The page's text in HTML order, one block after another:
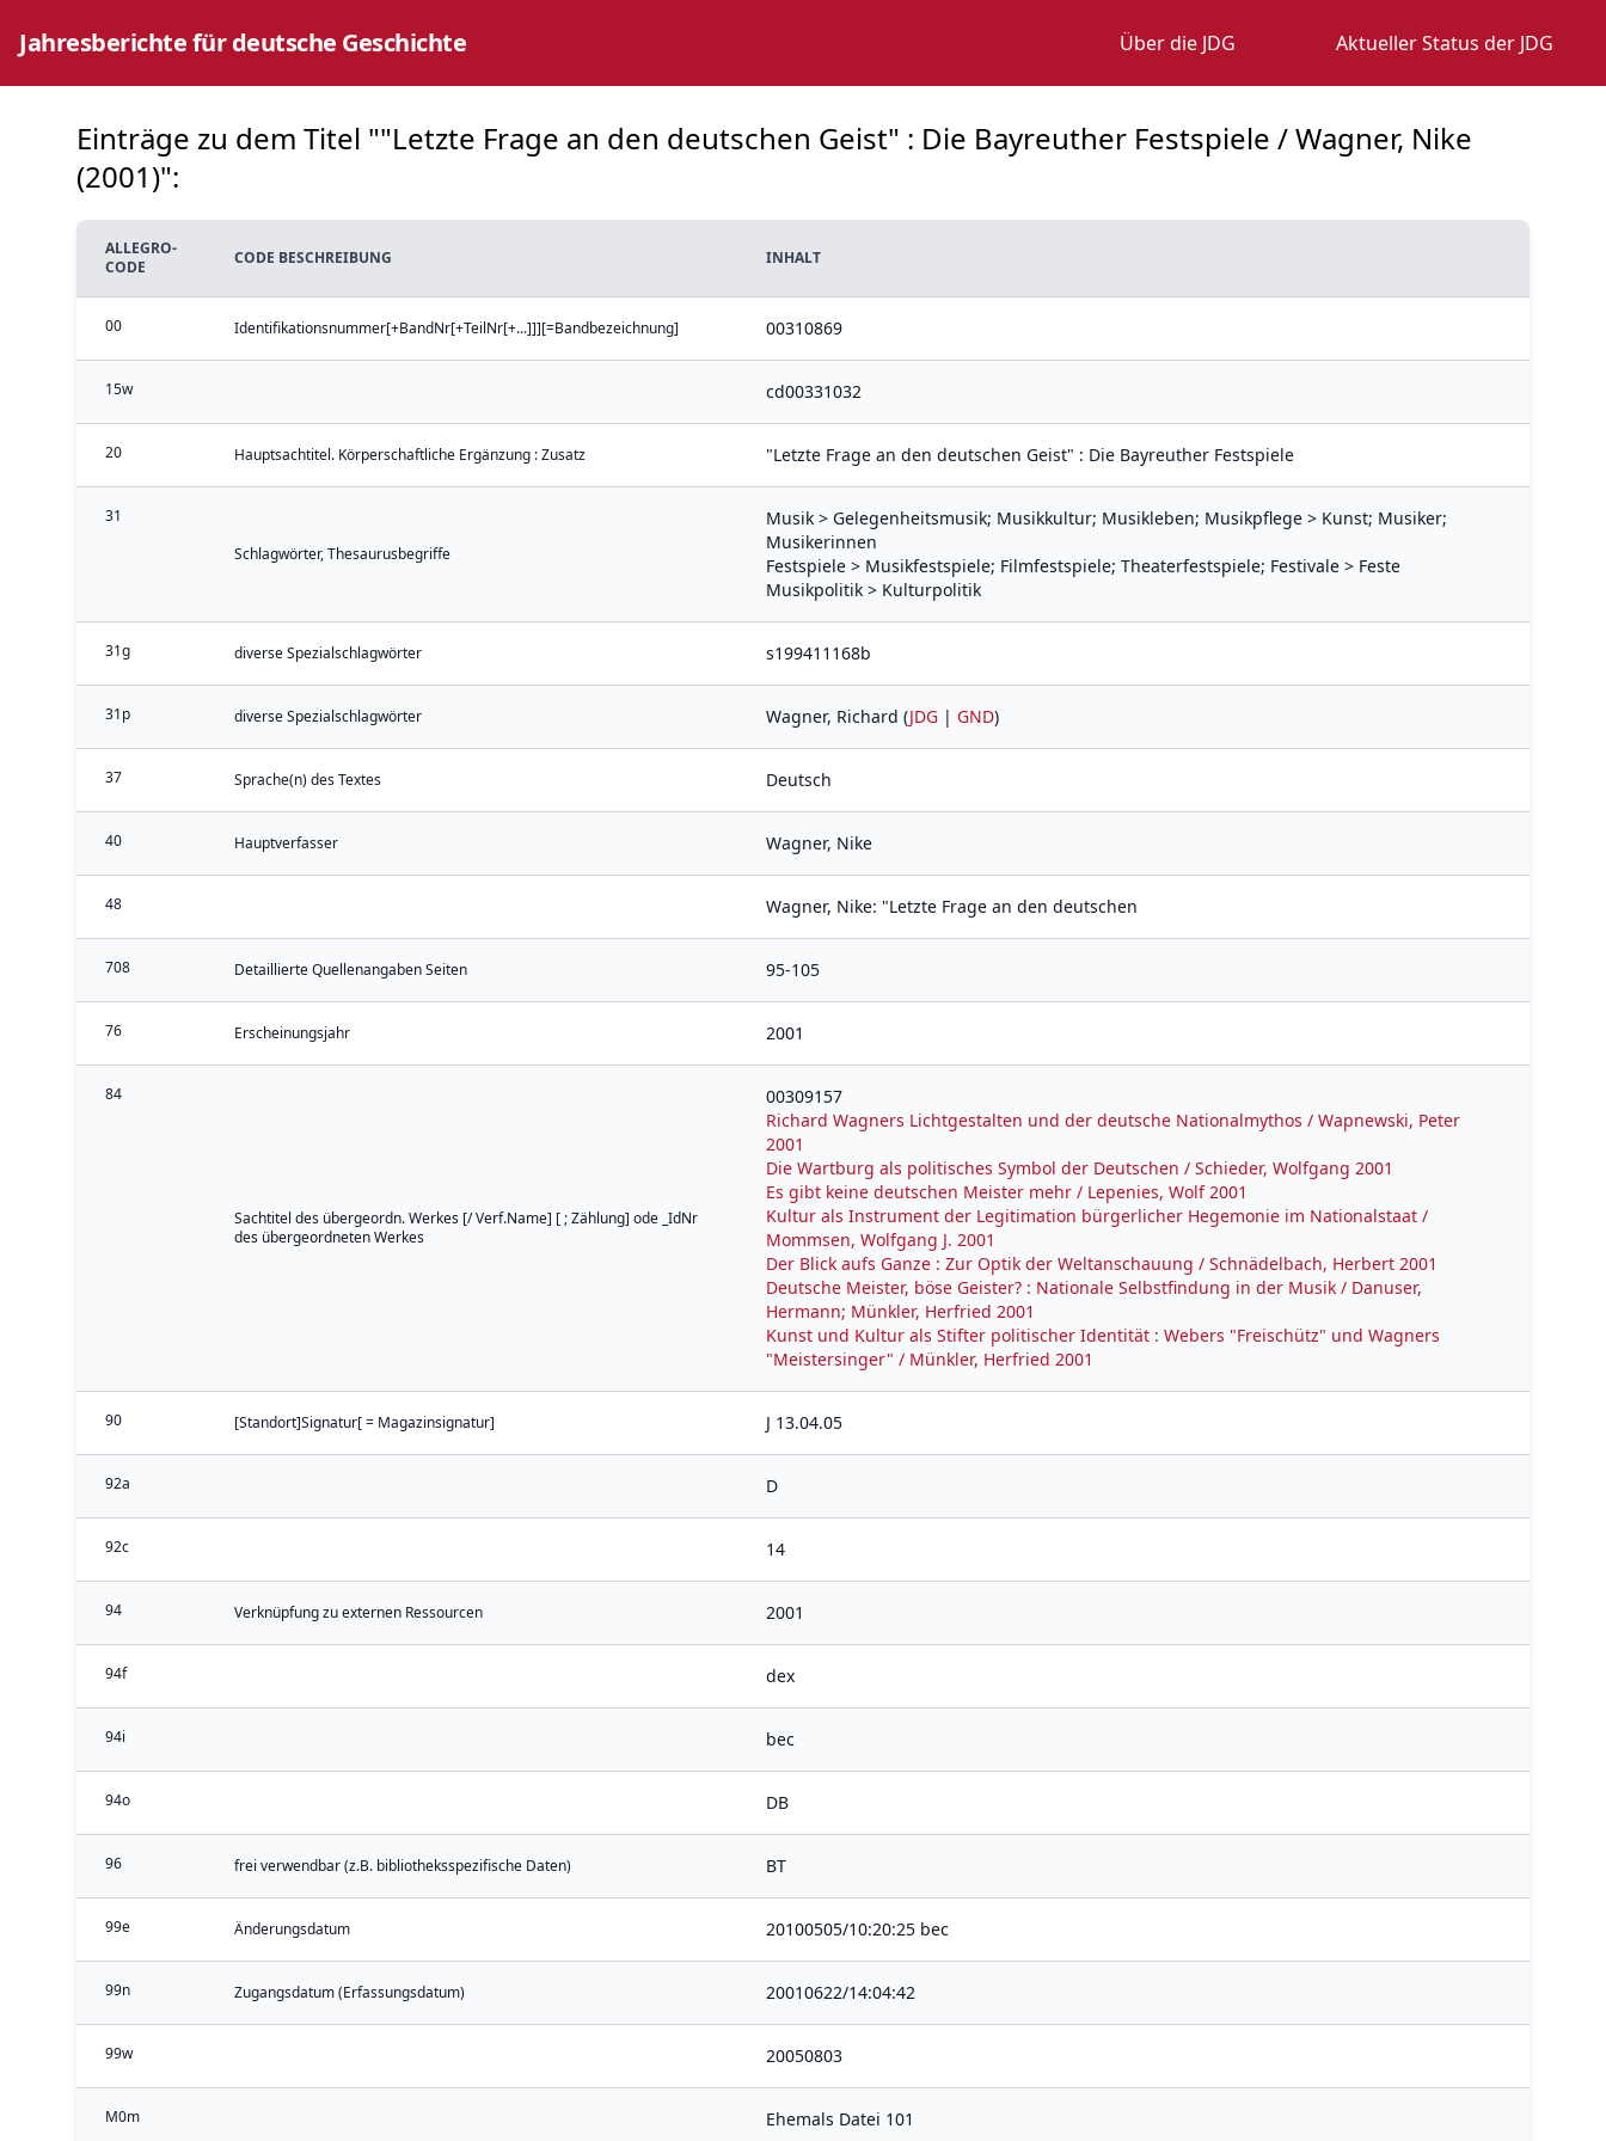
Jahresberichte für deutsche Geschichte Über die JDG Aktueller Status der JDG
Einträge zu dem Titel ""Letzte Frage an den deutschen Geist" : Die Bayreuther Festspiele / Wagner, Nike
(2001)":
ALLEGRO-
CODE
CODE BESCHREIBUNG INHALT
00 Identifikationsnummer[+BandNr[+TeilNr[+...]]][=Bandbezeichnung] 00310869
15w cd00331032
20 Hauptsachtitel. Körperschaftliche Ergänzung : Zusatz "Letzte Frage an den deutschen Geist" : Die Bayreuther Festspiele
31
Schlagwörter, Thesaurusbegriffe
Musik > Gelegenheitsmusik; Musikkultur; Musikleben; Musikpflege > Kunst; Musiker;
Musikerinnen
Festspiele > Musikfestspiele; Filmfestspiele; Theaterfestspiele; Festivale > Feste
Musikpolitik > Kulturpolitik
31g diverse Spezialschlagwörter s199411168b
31p diverse Spezialschlagwörter Wagner, Richard (JDG | GND)
37 Sprache(n) des Textes Deutsch
40 Hauptverfasser Wagner, Nike
48 Wagner, Nike: "Letzte Frage an den deutschen
708 Detaillierte Quellenangaben Seiten 95-105
76 Erscheinungsjahr 2001
84
Sachtitel des übergeordn. Werkes [/ Verf.Name] [ ; Zählung] ode _IdNr
des übergeordneten Werkes
00309157
Richard Wagners Lichtgestalten und der deutsche Nationalmythos / Wapnewski, Peter
2001
Die Wartburg als politisches Symbol der Deutschen / Schieder, Wolfgang 2001
Es gibt keine deutschen Meister mehr / Lepenies, Wolf 2001
Kultur als Instrument der Legitimation bürgerlicher Hegemonie im Nationalstaat /
Mommsen, Wolfgang J. 2001
Der Blick aufs Ganze : Zur Optik der Weltanschauung / Schnädelbach, Herbert 2001
Deutsche Meister, böse Geister? : Nationale Selbstfindung in der Musik / Danuser,
Hermann; Münkler, Herfried 2001
Kunst und Kultur als Stifter politischer Identität : Webers "Freischütz" und Wagners
"Meistersinger" / Münkler, Herfried 2001
90 [Standort]Signatur[ = Magazinsignatur] J 13.04.05
92a D
92c 14
94 Verknüpfung zu externen Ressourcen 2001
94f dex
94i bec
94o DB
96 frei verwendbar (z.B. bibliotheksspezifische Daten) BT
99e Änderungsdatum 20100505/10:20:25 bec
99n Zugangsdatum (Erfassungsdatum) 20010622/14:04:42
99w 20050803
M0m Ehemals Datei 101